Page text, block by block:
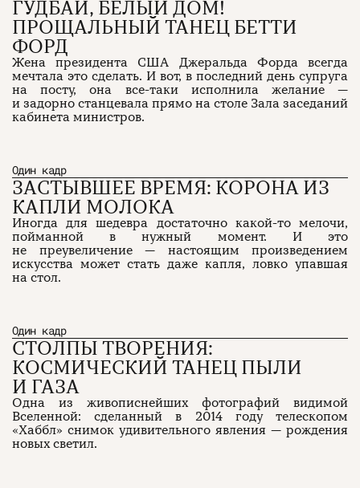
ГУДБАЙ, БЕЛЫЙ ДОМ!
ПРОЩАЛЬНЫЙ ТАНЕЦ БЕТТИ
ФОРД
Жена президента США Джеральда Форда всегда
мечтала это сделать. И вот, в последний день супруга
на посту, она все-таки исполнила желание —
и задорно станцевала прямо на столе Зала заседаний
кабинета министров.
Один кадр
ЗАСТЫВШЕЕ ВРЕМЯ: КОРОНА ИЗ
КАПЛИ МОЛОКА
Иногда для шедевра достаточно какой-то мелочи,
пойманной в нужный момент. И это
не преувеличение — настоящим произведением
искусства может стать даже капля, ловко упавшая
на стол.
Один кадр
СТОЛПЫ ТВОРЕНИЯ:
КОСМИЧЕСКИЙ ТАНЕЦ ПЫЛИ
И ГАЗА
Одна из живописнейших фотографий видимой
Вселенной: сделанный в 2014 году телескопом
«Хаббл» снимок удивительного явления — рождения
новых светил.